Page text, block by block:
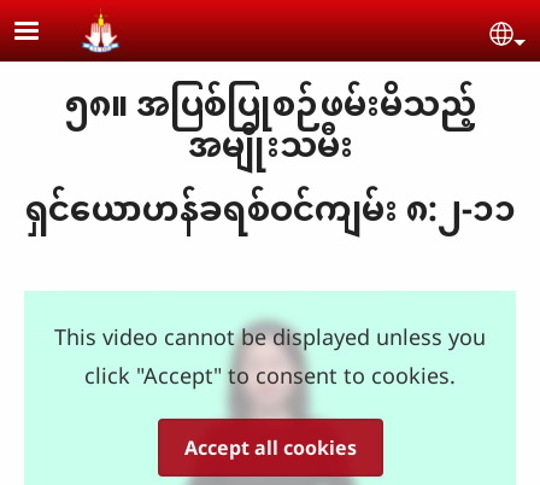
Skip to main content
၅၈။ အပြစ်ပြုစဉ်ဖမ်းမိသည့်
အမျိုးသမီး
ရှင်ယောဟန်ခရစ်ဝင်ကျမ်း ၈:၂-၁၁
This video cannot be displayed unless you
click "Accept" to consent to cookies.
Accept all cookies